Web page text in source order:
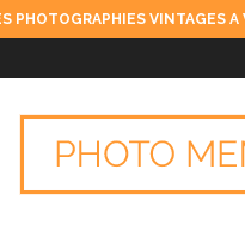
PHOTOGRAPHIES VINTAGES